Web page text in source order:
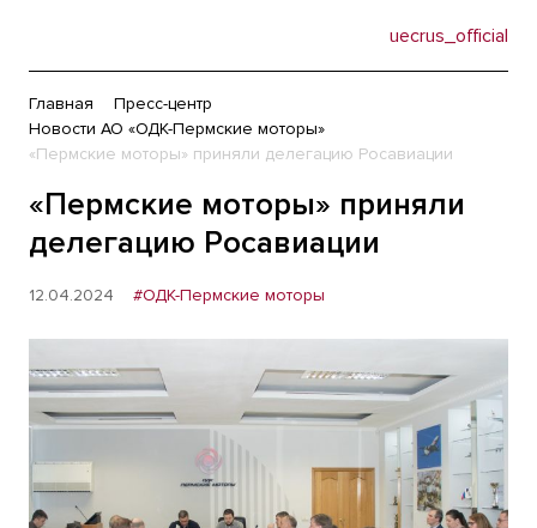
uecrus_official
Главная
Пресс-центр
Новости АО «ОДК-Пермские моторы»
«Пермские моторы» приняли делегацию Росавиации
«Пермские моторы» приняли
делегацию Росавиации
12.04.2024 #ОДК-Пермские моторы